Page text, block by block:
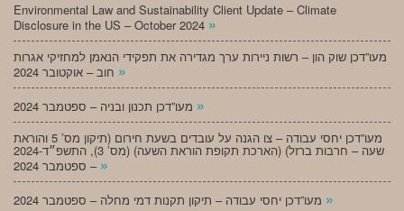
Environmental Law and Sustainability Client Update – Climate
Disclosure in the US – October 2024 »
מעו”דכן שוק הון – רשות ניירות ערך מגדירה את תפקידי הנאמן למחזיקי אגרות
»
»
מעו”דכן יחסי עבודה – צו הגנה על עובדים בשעת חירום (תיקון מס’ 5 והוראת
שעה – חרבות ברזל) (הארכת תקופת הוראת השעה) (מס’ 3), התשפ״ד-2024
– ספטמבר 2024 »
»